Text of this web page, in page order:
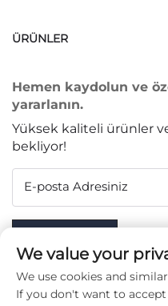
ÜRÜNLER
Hemen kaydolun ve
yararlanın.
Yüksek kaliteli ürünler
bekliyor!
E-posta Adresiniz
We value your
We use cookies and
If you don't want to